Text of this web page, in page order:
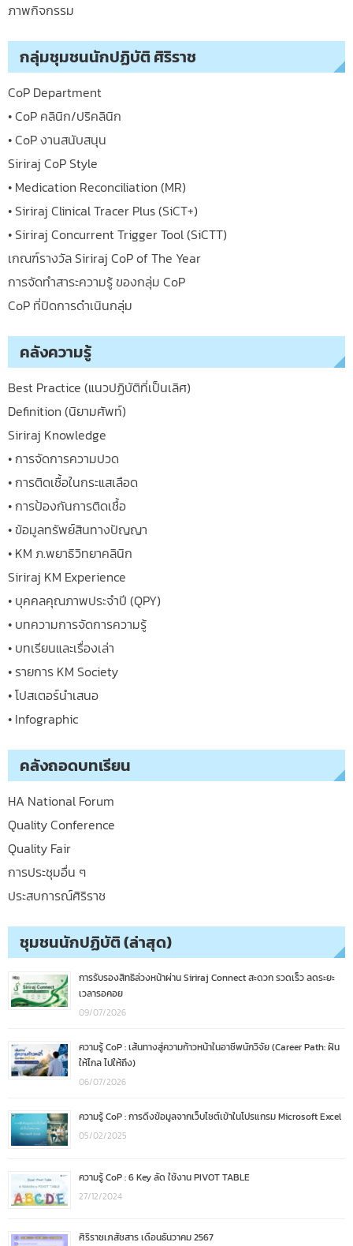
ภาพกิจกรรม
กลุ่มชุมชนนักปฏิบัติ ศิริราช
CoP Department
• CoP คลินิก/ปริคลินิก
• CoP งานสนับสนุน
Siriraj CoP Style
• Medication Reconciliation (MR)
• Siriraj Clinical Tracer Plus (SiCT+)
• Siriraj Concurrent Trigger Tool (SiCTT)
เกณฑ์รางวัล Siriraj CoP of The Year
การจัดทำสาระความรู้ ของกลุ่ม CoP
CoP ที่ปิดการดำเนินกลุ่ม
คลังความรู้
Best Practice (แนวปฏิบัติที่เป็นเลิศ)
Definition (นิยามศัพท์)
Siriraj Knowledge
• การจัดการความปวด
• การติดเชื้อในกระแสเลือด
• การป้องกันการติดเชื้อ
• ข้อมูลทรัพย์สินทางปัญญา
• KM ภ.พยาธิวิทยาคลินิก
Siriraj KM Experience
• บุคคลคุณภาพประจำปี (QPY)
• บทความการจัดการความรู้
• บทเรียนและเรื่องเล่า
• รายการ KM Society
• โปสเตอร์นำเสนอ
• Infographic
คลังถอดบทเรียน
HA National Forum
Quality Conference
Quality Fair
การประชุมอื่น ๆ
ประสบการณ์ศิริราช
ชุมชนนักปฏิบัติ (ล่าสุด)
การรับรองสิทธิล่วงหน้าผ่าน Siriraj Connect สะดวก รวดเร็ว ลดระยะ
เวลารอคอย
09/07/2026
ความรู้ CoP : เส้นทางสู่ความก้าวหน้าในอาชีพนักวิจัย (Career Path: ฝัน
ให้ไกล ไปให้ถึง)
06/07/2026
ความรู้ CoP : การดึงข้อมูลจากเว็บไซต์เข้าในโปรแกรม Microsoft Excel
05/02/2025
ความรู้ CoP : 6 Key ลัด ใช้งาน PIVOT TABLE
27/12/2024
ศิริราชเภสัชสาร เดือนธันวาคม 2567